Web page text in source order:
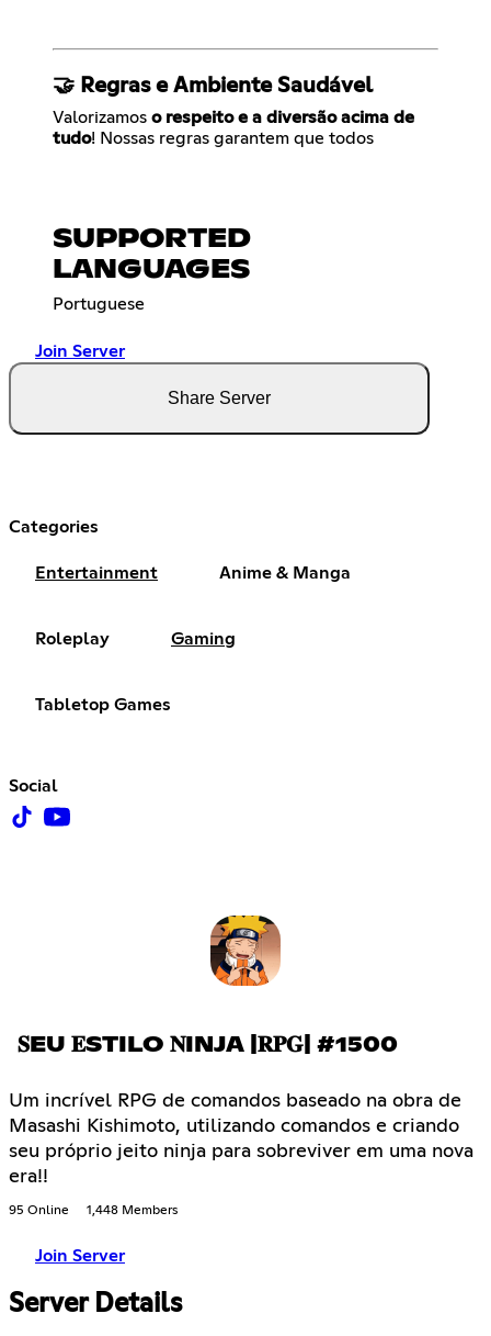
🤝 Regras e Ambiente Saudável
Valorizamos o respeito e a diversão acima de
tudo! Nossas regras garantem que todos
SUPPORTED
LANGUAGES
Portuguese
Join Server
Share Server
Categories
Entertainment Anime & Manga
Roleplay Gaming
Tabletop Games
Social
𝐒EU 𝐄STILO 𝐍INJA |𝐑𝐏𝐆| #1500
Um incrível RPG de comandos baseado na obra de
Masashi Kishimoto, utilizando comandos e criando
seu próprio jeito ninja para sobreviver em uma nova
era!!
95 Online 1,448 Members
Join Server
Server Details